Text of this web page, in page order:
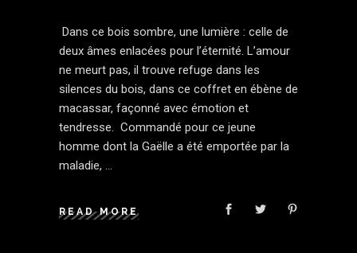
Dans ce bois sombre, une lumière : celle de
deux âmes enlacées pour l’éternité. L’amour
ne meurt pas, il trouve refuge dans les
silences du bois, dans ce coffret en ébène de
macassar, façonné avec émotion et
tendresse. Commandé pour ce jeune
homme dont la Gaëlle a été emportée par la
maladie,
READ MORE